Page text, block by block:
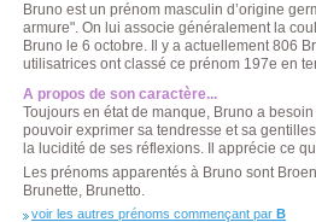
Bruno est un prénom masculin d’origine
armure". On lui associe généralement la
Bruno le 6 octobre. Il y a actuellement 806
utilisatrices ont classé ce prénom 197e en
A propos de son caractère...
Toujours en état de manque, Bruno a
pouvoir exprimer sa tendresse et sa
la lucidité de ses réflexions. Il apprécie ce
Les prénoms apparentés à Bruno sont
Brunette, Brunetto.
voir les autres prénoms commençant par B